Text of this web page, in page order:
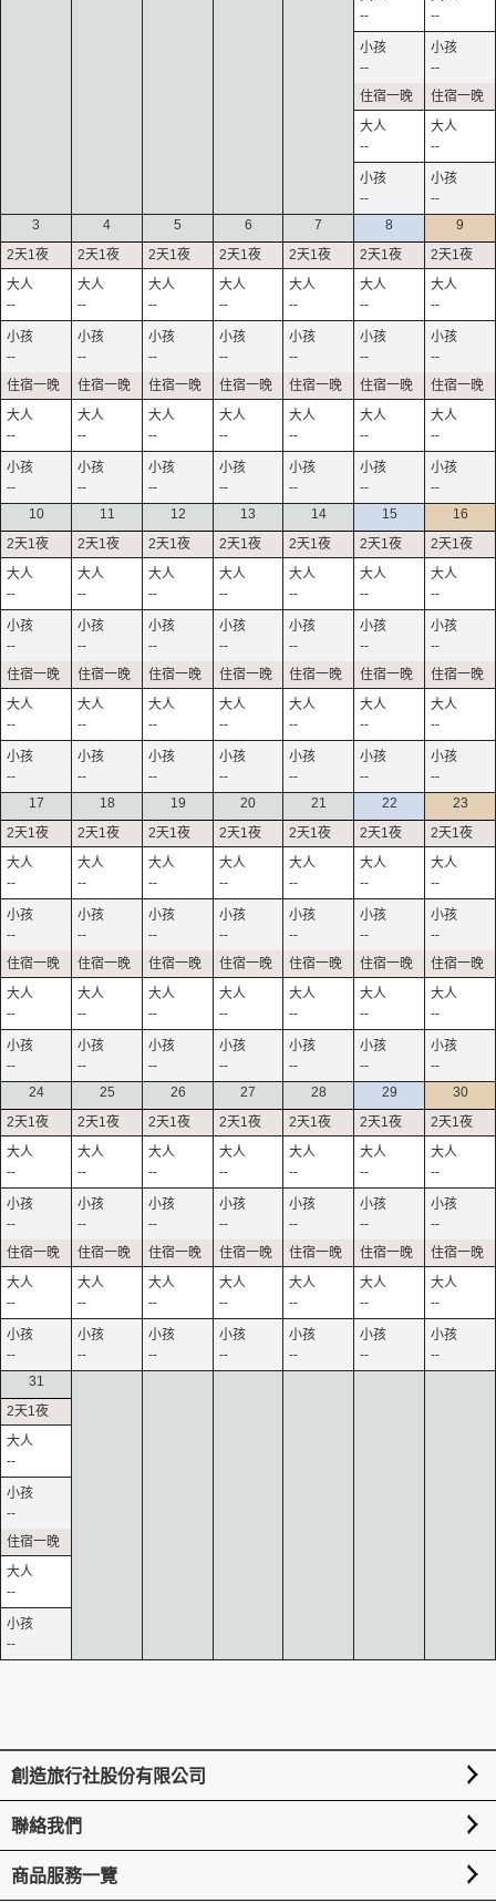
--
--
--
--
--
--
--
--
3
--
--
--
--
4
--
--
--
--
5
--
--
--
--
6
--
--
--
--
7
--
--
--
--
8
--
--
--
--
9
--
--
--
--
10
--
--
--
--
11
--
--
--
--
12
--
--
--
--
13
--
--
--
--
14
--
--
--
--
15
--
--
--
--
16
--
--
--
--
17
--
--
--
--
18
--
--
--
--
19
--
--
--
--
20
--
--
--
--
21
--
--
--
--
22
--
--
--
--
23
--
--
--
--
24
--
--
--
--
25
--
--
--
--
26
--
--
--
--
27
--
--
--
--
28
--
--
--
--
29
--
--
--
--
30
--
--
--
--
31
--
--
--
--
創造旅行社股份有限公司
聯絡我們
商品服務一覽